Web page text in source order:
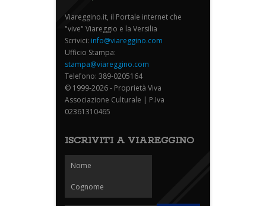
Viareggino.it, il Portale internet che
"vive" Viareggio e la Versilia
Scrivici: info@viareggino.com
Ufficio Stampa:
stampa@viareggino.com
Telefono: 389-0205164
© 1999-2026 - Proprietà Viva
Associazione Culturale | P.Iva
02361310465
ISCRIVITI A VIAREGGINO